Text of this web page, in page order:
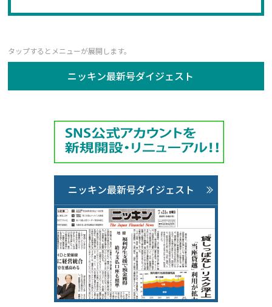
ニッキン最新号ダイジェスト
ニッキン最新号ダイジェスト